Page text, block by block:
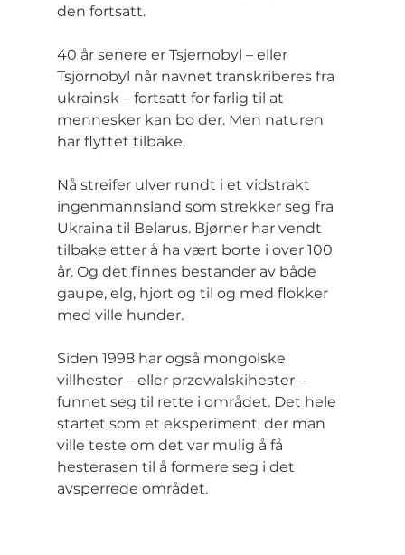
den fortsatt.
40 år senere er Tsjernobyl – eller
Tsjornobyl når navnet transkriberes fra
ukrainsk – fortsatt for farlig til at
mennesker kan bo der. Men naturen
har flyttet tilbake.
Nå streifer ulver rundt i et vidstrakt
ingenmannsland som strekker seg fra
Ukraina til Belarus. Bjørner har vendt
tilbake etter å ha vært borte i over 100
år. Og det finnes bestander av både
gaupe, elg, hjort og til og med flokker
med ville hunder.
Siden 1998 har også mongolske
villhester – eller przewalskihester –
funnet seg til rette i området. Det hele
startet som et eksperiment, der man
ville teste om det var mulig å få
hesterasen til å formere seg i det
avsperrede området.